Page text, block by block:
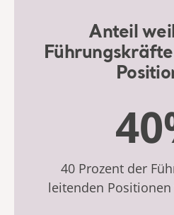
Anteil
40 Prozent der
leitenden